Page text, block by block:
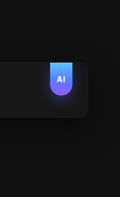
AI